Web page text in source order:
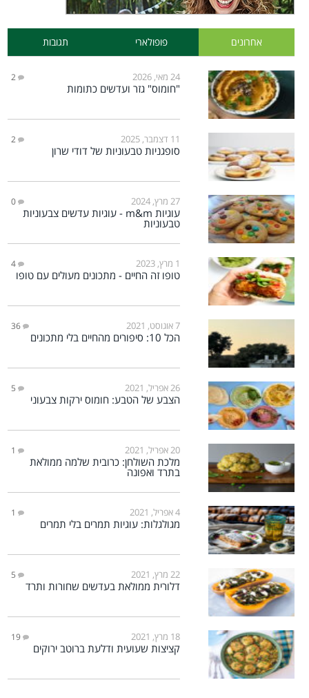
אחרונים פופולארי תגובות
24 מאי, 2026 2
"חומוס" גזר ועדשים כתומות
11 דצמבר, 2025 2
סופגניות טבעוניות של דודי שרון
27 מרץ, 2024 0
עוגיות m&m - עוגיות עדשים צבעוניות
טבעוניות
1 מרץ, 2023 4
טופו זה החיים - מתכונים מעולים עם טופו
7 אוגוסט, 2021 36
הכל 10: סיפורים מהחיים בלי מתכונים
26 אפריל, 2021 5
הצבע של הטבע: חומוס ירקות צבעוני
20 אפריל, 2021 1
מלכת השולחן: כרובית שלמה ממולאת
בתרד ואפונה
4 אפריל, 2021 1
מגולגלות: עוגיות תמרים בלי תמרים
22 מרץ, 2021 5
דלורית ממולאת בעדשים שחורות ותרד
18 מרץ, 2021 19
קציצות שעועית ודלעת ברוטב ירוקים